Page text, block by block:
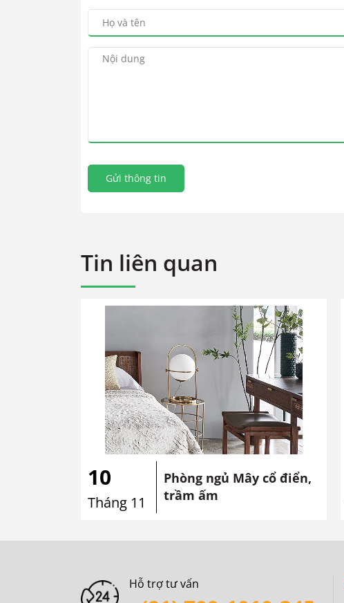
Gửi thông tin
Tin liên quan
10
Tháng 11
Phòng ngủ Mây cổ điển,
trầm ấm
Hỗ trợ tư vấn